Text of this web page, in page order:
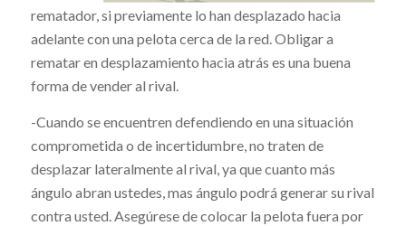
rematador, si previamente lo han desplazado hacia
adelante con una pelota cerca de la red. Obligar a
rematar en desplazamiento hacia atrás es una buena
forma de vender al rival.
-Cuando se encuentren defendiendo en una situación
comprometida o de incertidumbre, no traten de
desplazar lateralmente al rival, ya que cuanto más
ángulo abran ustedes, mas ángulo podrá generar su rival
contra usted. Asegúrese de colocar la pelota fuera por